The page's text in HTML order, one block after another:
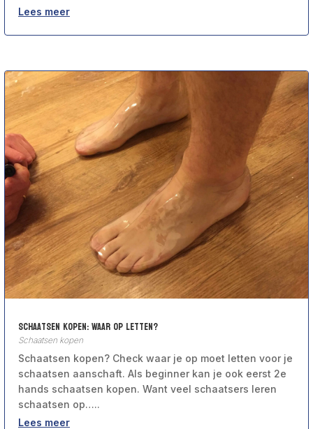
Lees meer
Schaatsen kopen: Waar op letten?
Schaatsen kopen
Schaatsen kopen? Check waar je op moet letten voor je
schaatsen aanschaft. Als beginner kan je ook eerst 2e
hands schaatsen kopen. Want veel schaatsers leren
schaatsen op…..
Lees meer